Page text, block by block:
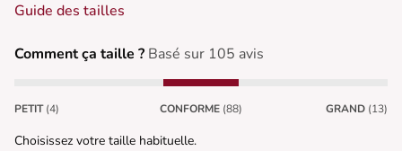
Guide des tailles
Comment ça taille ? Basé sur 105 avis
PETIT (4) CONFORME (88) GRAND (13)
Choisissez votre taille habituelle.